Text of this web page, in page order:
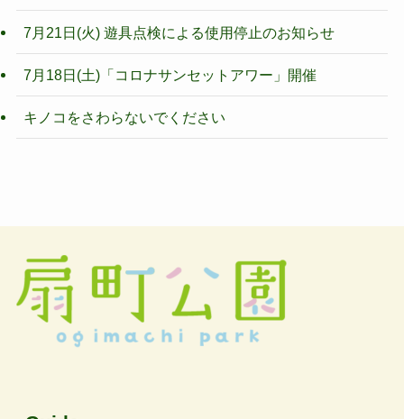
7月21日(火) 遊具点検による使用停止のお知らせ
7月18日(土)「コロナサンセットアワー」開催
キノコをさわらないでください